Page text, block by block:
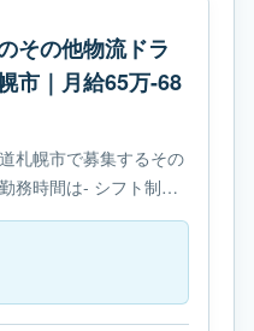
その他物流ドラ
市｜月給65万-68
札幌市で募集するその
務時間は- シフト制で
ありです。